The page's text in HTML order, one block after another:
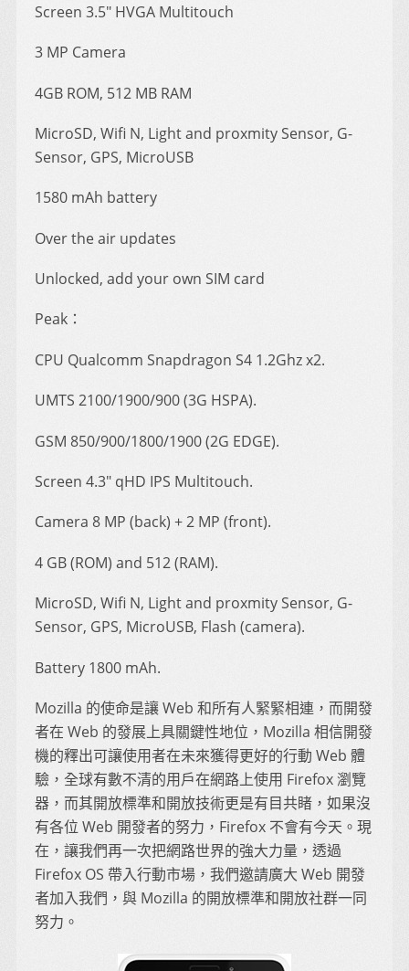
Screen 3.5″ HVGA Multitouch
3 MP Camera
4GB ROM, 512 MB RAM
MicroSD, Wifi N, Light and proxmity Sensor, G-
Sensor, GPS, MicroUSB
1580 mAh battery
Over the air updates
Unlocked, add your own SIM card
Peak：
CPU Qualcomm Snapdragon S4 1.2Ghz x2.
UMTS 2100/1900/900 (3G HSPA).
GSM 850/900/1800/1900 (2G EDGE).
Screen 4.3″ qHD IPS Multitouch.
Camera 8 MP (back) + 2 MP (front).
4 GB (ROM) and 512 (RAM).
MicroSD, Wifi N, Light and proxmity Sensor, G-
Sensor, GPS, MicroUSB, Flash (camera).
Battery 1800 mAh.
Mozilla 的使命是讓 Web 和所有人緊緊相連，而開發
者在 Web 的發展上具關鍵性地位，Mozilla 相信開發
機的釋出可讓使用者在未來獲得更好的行動 Web 體
驗，全球有數不清的用戶在網路上使用 Firefox 瀏覽
器，而其開放標準和開放技術更是有目共睹，如果沒
有各位 Web 開發者的努力，Firefox 不會有今天。現
在，讓我們再一次把網路世界的強大力量，透過
Firefox OS 帶入行動市場，我們邀請廣大 Web 開發
者加入我們，與 Mozilla 的開放標準和開放社群一同
努力。